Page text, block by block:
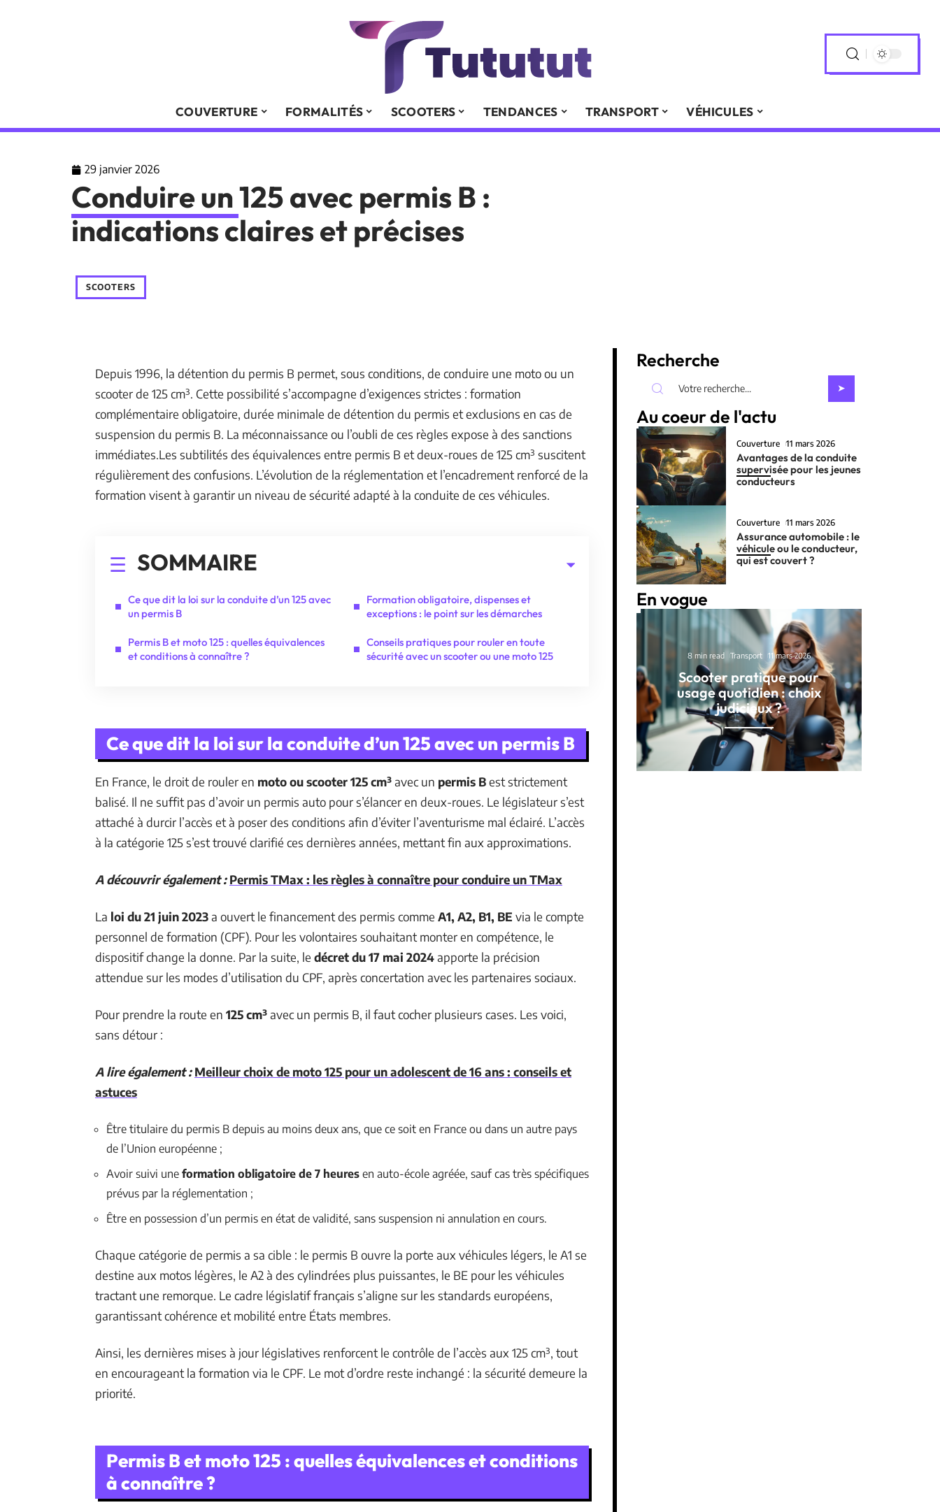
COUVERTURE FORMALITÉS SCOOTERS TENDANCES TRANSPORT VÉHICULES
29 janvier 2026
Conduire un 125 avec permis B :
indications claires et précises
SCOOTERS
Depuis 1996, la détention du permis B permet, sous conditions, de conduire une moto ou un
scooter de 125 cm³. Cette possibilité s’accompagne d’exigences strictes : formation
complémentaire obligatoire, durée minimale de détention du permis et exclusions en cas de
suspension du permis B. La méconnaissance ou l’oubli de ces règles expose à des sanctions
immédiates.Les subtilités des équivalences entre permis B et deux-roues de 125 cm³ suscitent
régulièrement des confusions. L’évolution de la réglementation et l’encadrement renforcé de la
formation visent à garantir un niveau de sécurité adapté à la conduite de ces véhicules.
SOMMAIRE
Ce que dit la loi sur la conduite d’un 125 avec
un permis B
Permis B et moto 125 : quelles équivalences
et conditions à connaître ?
Formation obligatoire, dispenses et
exceptions : le point sur les démarches
Conseils pratiques pour rouler en toute
sécurité avec un scooter ou une moto 125
Ce que dit la loi sur la conduite d’un 125 avec un permis B
En France, le droit de rouler en moto ou scooter 125 cm³avec un permis Best strictement
balisé. Il ne suffit pas d’avoir un permis auto pour s’élancer en deux-roues. Le législateur s’est
attaché à durcir l’accès et à poser des conditions afin d’éviter l’aventurisme mal éclairé. L’accès
à la catégorie 125 s’est trouvé clarifié ces dernières années, mettant fin aux approximations.
A découvrir également : Permis TMax : les règles à connaître pour conduire un TMax
La loi du 21 juin 2023a ouvert le financement des permis comme A1, A2, B1, BE via le compte
personnel de formation (CPF). Pour les volontaires souhaitant monter en compétence, le
dispositif change la donne. Par la suite, le décret du 17 mai 2024apporte la précision
attendue sur les modes d’utilisation du CPF, après concertation avec les partenaires sociaux.
Pour prendre la route en 125 cm³avec un permis B, il faut cocher plusieurs cases. Les voici,
sans détour :
A lire également : Meilleur choix de moto 125 pour un adolescent de 16 ans : conseils et
astuces
Être titulaire du permis B depuis au moins deux ans, que ce soit en France ou dans un autre pays
de l’Union européenne ;
Avoir suivi une formation obligatoire de 7 heures en auto-école agréée, sauf cas très spécifiques
prévus par la réglementation ;
Être en possession d’un permis en état de validité, sans suspension ni annulation en cours.
Chaque catégorie de permis a sa cible : le permis B ouvre la porte aux véhicules légers, le A1 se
destine aux motos légères, le A2 à des cylindrées plus puissantes, le BE pour les véhicules
tractant une remorque. Le cadre législatif français s’aligne sur les standards européens,
garantissant cohérence et mobilité entre États membres.
Ainsi, les dernières mises à jour législatives renforcent le contrôle de l’accès aux 125 cm³, tout
en encourageant la formation via le CPF. Le mot d’ordre reste inchangé : la sécurité demeure la
priorité.
Permis B et moto 125 : quelles équivalences et conditions
à connaître ?
Recherche
Au coeur de l'actu
Couverture 11 mars 2026
Avantages de la conduite
supervisée pour les jeunes
conducteurs
Couverture 11 mars 2026
Assurance automobile : le
véhicule ou le conducteur,
qui est couvert ?
En vogue
8 min read Transport 11 mars 2026
Scooter pratique pour
usage quotidien : choix
judicieux ?